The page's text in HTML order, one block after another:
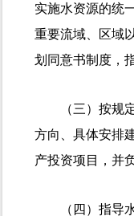
实施水资源的统
重要流域、区域
划同意书制度，
（三）按规
方向、具体安排
产投资项目， 并
（四）指导